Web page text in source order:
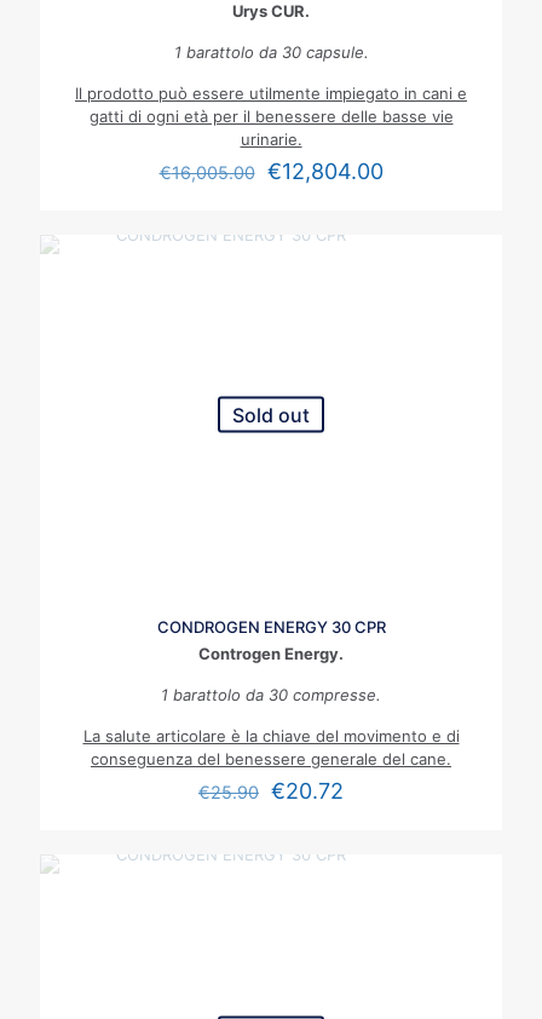
Urys CUR.
1 barattolo da 30 capsule.
Il prodotto può essere utilmente impiegato in cani e
gatti di ogni età per il benessere delle basse vie
urinarie.
€16,005.00 €12,804.00
Sold out
CONDROGEN ENERGY 30 CPR
Controgen Energy.
1 barattolo da 30 compresse.
La salute articolare è la chiave del movimento e di
conseguenza del benessere generale del cane.
€25.90 €20.72